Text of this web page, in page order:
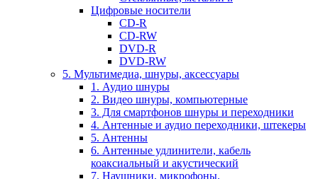
Цифровые носители
CD-R
CD-RW
DVD-R
DVD-RW
5. Мультимедиа, шнуры, аксессуары
1. Аудио шнуры
2. Видео шнуры, компьютерные
3. Для смартфонов шнуры и переходники
4. Антенные и аудио переходники, штекеры
5. Антенны
6. Антенные удлинители, кабель
коаксиальный и акустический
7. Наушники, микрофоны.